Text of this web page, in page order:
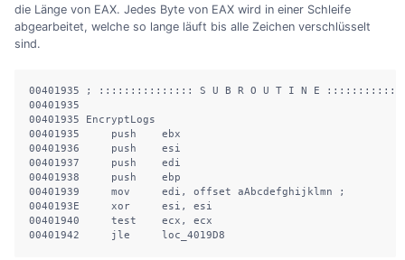
die Länge von EAX. Jedes Byte von EAX wird in einer Schleife
abgearbeitet, welche so lange läuft bis alle Zeichen verschlüsselt
sind.
00401935 ; ::::::::::::::: S U B R O U T I N E
00401935
00401935 EncryptLogs
00401935     push    ebx
00401936     push    esi
00401937     push    edi
00401938     push    ebp
00401939     mov     edi, offset aAbcdefghijklmn ;
0040193E     xor     esi, esi
00401940     test    ecx, ecx
00401942     jle     loc_4019D8